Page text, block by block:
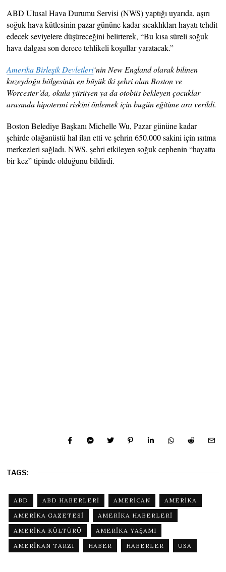
ABD Ulusal Hava Durumu Servisi (NWS) yaptığı uyarıda, aşırı
soğuk hava kütlesinin pazar gününe kadar sıcaklıkları hayatı tehdit
edecek seviyelere düşüreceğini belirterek, “Bu kısa süreli soğuk
hava dalgası son derece tehlikeli koşullar yaratacak.”
Amerika Birleşik Devletleri‘nin New England olarak bilinen
kuzeydoğu bölgesinin en büyük iki şehri olan Boston ve
Worcester’da, okula yürüyen ya da otobüs bekleyen çocuklar
arasında hipotermi riskini önlemek için bugün eğitime ara verildi.
Boston Belediye Başkanı Michelle Wu, Pazar gününe kadar
şehirde olağanüstü hal ilan etti ve şehrin 650.000 sakini için ısıtma
merkezleri sağladı. NWS, şehri etkileyen soğuk cephenin “hayatta
bir kez” tipinde olduğunu bildirdi.
TAGS:
ABD ABD HABERLERI AMERICAN
AMERIKA
AMERIKA GAZETESI
AMERIKA HABERLERI
AMERIKA KÜLTÜRÜ
AMERIKA YAŞAMI
AMERIKAN TARZI
HABER HABERLER USA